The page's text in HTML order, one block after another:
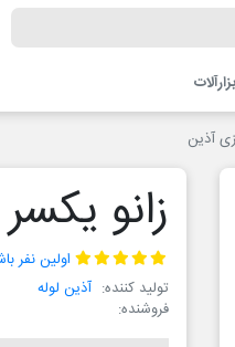
آذین
زانو
اولین نفر
تولید کننده: آذین لوله
فروشنده: